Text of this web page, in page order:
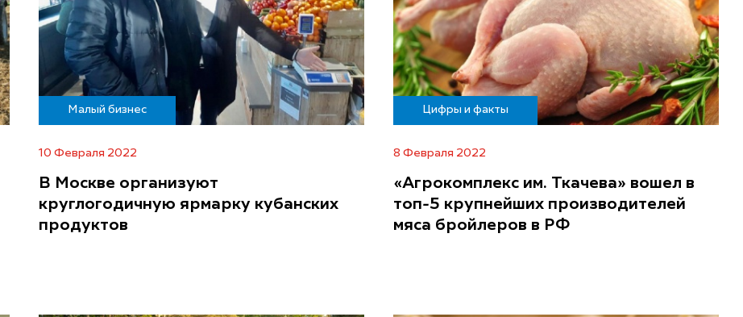
Малый бизнес
10 Февраля 2022
В Москве организуют
круглогодичную ярмарку кубанских
продуктов
Цифры и факты
8 Февраля 2022
«Агрокомплекс им. Ткачева» вошел в
топ-5 крупнейших производителей
мяса бройлеров в РФ